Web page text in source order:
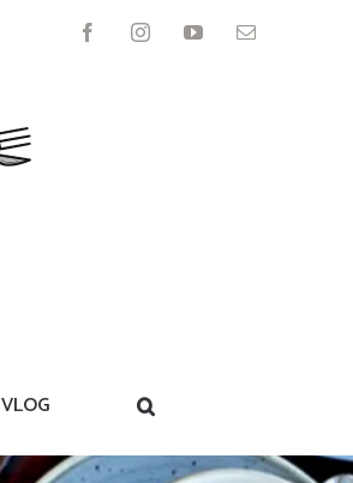
FacebookInstagramYouTubeEmail
VLOG